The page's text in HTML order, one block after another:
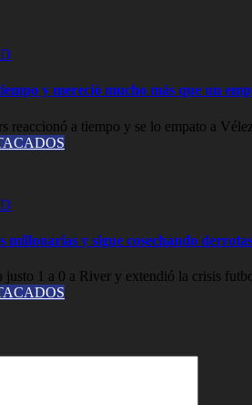
y mereció mucho más que un
reaccionó a tiempo y se lo empato a
millonarias y sigue cosechando
justo 1 a 0 a River y extendió la crisis